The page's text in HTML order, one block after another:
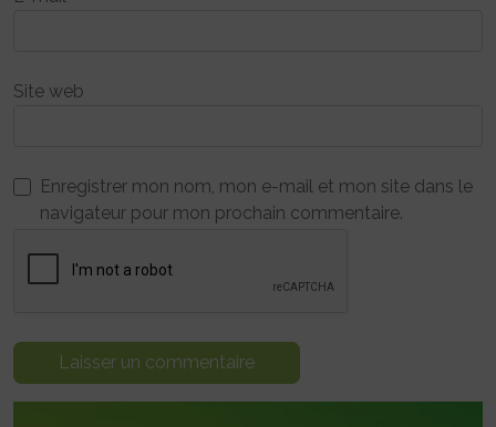
Site web
Enregistrer mon nom, mon e-mail et mon site dans le
navigateur pour mon prochain commentaire.